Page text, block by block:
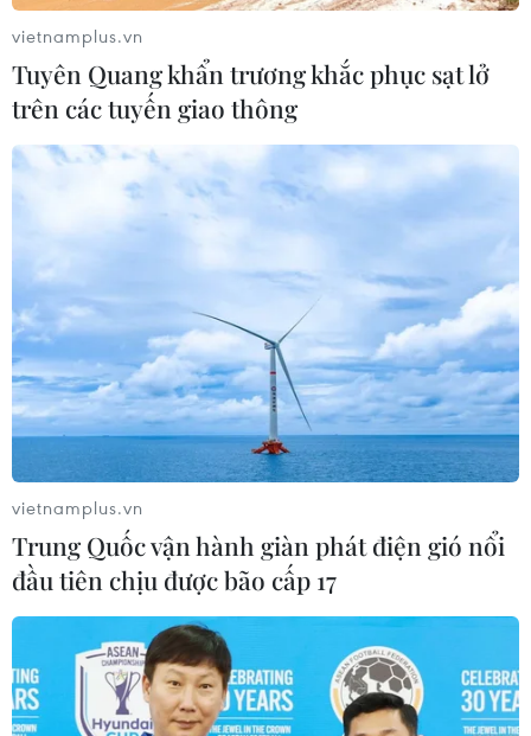
Khởi động gameshow truyền hình đầu
tiên dành cho DJ Việt
Gameshow truyền hình đầu tiên dành cho các DJ Việt
hứa hẹn sẽ mang tới những giờ phút giải trí hấp dẫn
cho khán giả và tạo dựng sân chơi sáng tạo dành cho
các DJ.
vietnamplus.vn
Tuyên Quang khẩn trương khắc phục sạt lở
trên các tuyến giao thông
vietnamplus.vn
Trung Quốc vận hành giàn phát điện gió nổi
đầu tiên chịu được bão cấp 17